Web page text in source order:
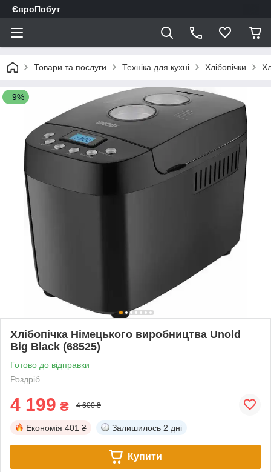
ЄвроПобут
Товари та послуги Техніка для кухні Хлібопічки
–9%
Хлібопічка Німецького виробництва Unold
Big Black (68525)
Готово до відправки
Роздріб
4 199 ₴ 4 600 ₴
Економія 401 ₴ Залишилось 2 дні
Купити